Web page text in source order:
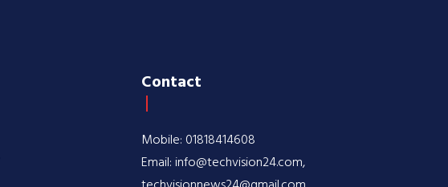
Contact
Mobile: 01818414608
Email: info@techvision24.com,